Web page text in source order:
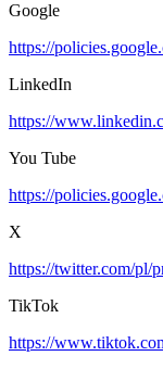
Google
https://
LinkedIn
https://
You Tube
https://
X
https://twitter.com/pl/
TikTok
https://